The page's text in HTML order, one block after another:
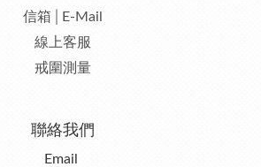
信箱│E-Mail
線上客服
戒圍測量
聯絡我們
Email